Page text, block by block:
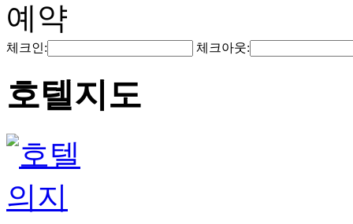
예약
체크인: 체크아웃:
호텔지도